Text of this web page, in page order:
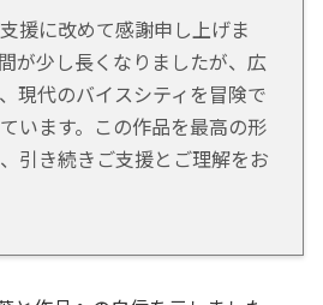
援に改めて感謝申し上げま
が少し長くなりましたが、広
現代のバイスシティを冒険で
います。この作品を最高の形
引き続きご支援とご理解をお